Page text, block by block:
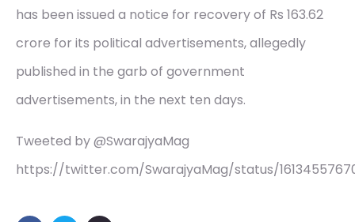
has been issued a notice for recovery of Rs 163.62
crore for its political advertisements, allegedly
published in the garb of government
advertisements, in the next ten days.
Tweeted by @SwarajyaMag
https://twitter.com/SwarajyaMag/status/